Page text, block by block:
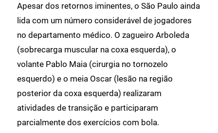
Apesar dos retornos iminentes, o São Paulo ainda
lida com um número considerável de jogadores
no departamento médico. O zagueiro Arboleda
(sobrecarga muscular na coxa esquerda), o
volante Pablo Maia (cirurgia no tornozelo
esquerdo) e o meia Oscar (lesão na região
posterior da coxa esquerda) realizaram
atividades de transição e participaram
parcialmente dos exercícios com bola.